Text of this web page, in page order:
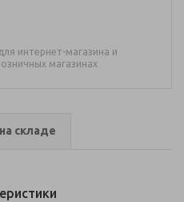
интернет-магазина и
магазинах
складе